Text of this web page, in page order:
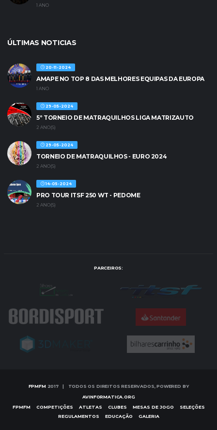
1 ANO
ÚLTIMAS NOTICIAS
20-11-2024
AMAPE NO TOP 8 DAS MELHORES EQUIPAS DA EUROPA
1 ANO
29-05-2024
5º TORNEIO DE MATRAQUILHOS LIGA MATRIZAUTO
2 ANO(S)
29-05-2024
TORNEIO DE MATRAQUILHOS - EURO 2024
2 ANO(S)
14-05-2024
PRO TOUR ITSF 250 WT - PEDOME
2 ANO(S)
PARCEIROS:
FPMFM2017 | TODOS OS DIREITOS RESERVADOS, POWERED BY
AVINFORMATICA.ORG
FPMFM
COMPETIÇÕES ATLETAS CLUBES MESAS DE JOGO
SELEÇÕES
REGULAMENTOS
EDUCAÇÃO GALERIA